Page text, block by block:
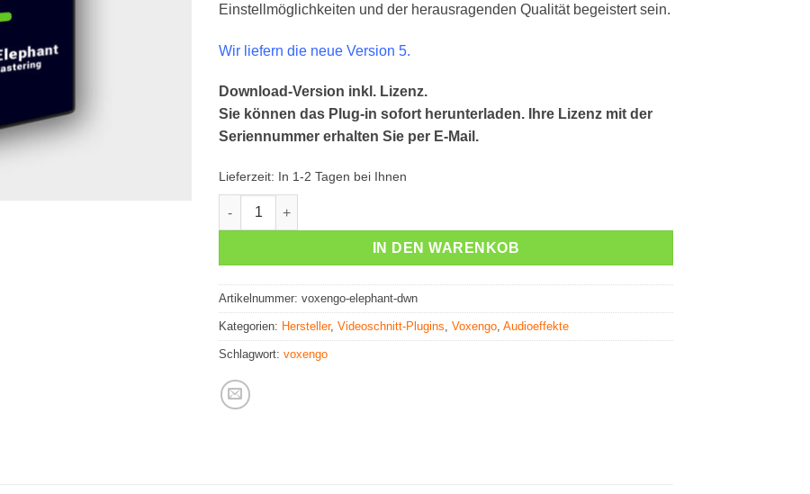
Einstellmöglichkeiten und der herausragenden Qualität begeistert sein.
Wir liefern die neue Version 5.
Download-Version inkl. Lizenz.
Sie können das Plug-in sofort herunterladen. Ihre Lizenz mit der
Seriennummer erhalten Sie per E-Mail.
Lieferzeit: In 1-2 Tagen bei Ihnen
Voxengo Elephant V5 - Audiofilter Mastering Menge
IN DEN WARENKOB
Artikelnummer: voxengo-elephant-dwn
Kategorien: Hersteller, Videoschnitt-Plugins, Voxengo, Audioeffekte
Schlagwort: voxengo